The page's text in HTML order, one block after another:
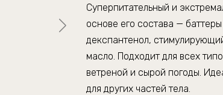
Суперпитательный и
основе его состава —
декспантенол,
масло. Подходит для всех
ветреной и сырой погоды.
для других частей тела.